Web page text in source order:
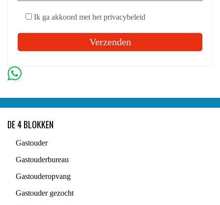
Ik ga akkoord met het privacybeleid
DE 4 BLOKKEN
Gastouder
Gastouderbureau
Gastouderopvang
Gastouder gezocht